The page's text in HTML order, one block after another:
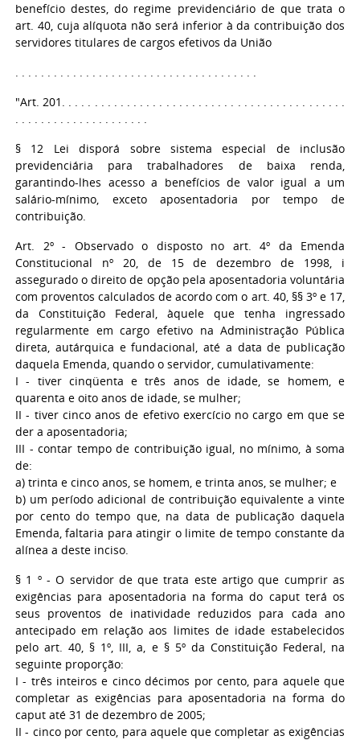
benefício destes, do regime previdenciário de que trata o
art. 40, cuja alíquota não será inferior à da contribuição dos
servidores titulares de cargos efetivos da União
. . . . . . . . . . . . . . . . . . . . . . . . . . . . . . . . . . . . . .
"Art. 201. . . . . . . . . . . . . . . . . . . . . . . . . . . . . . . . . . . . . . . . . . . .
. . . . . . . . . . . . . . . . . . . . .
§ 12 Lei disporá sobre sistema especial de inclusão
previdenciária para trabalhadores de baixa renda,
garantindo-lhes acesso a benefícios de valor igual a um
salário-mínimo, exceto aposentadoria por tempo de
contribuição.
Art. 2º - Observado o disposto no art. 4º da Emenda
Constitucional nº 20, de 15 de dezembro de 1998, i
assegurado o direito de opção pela aposentadoria voluntária
com proventos calculados de acordo com o art. 40, §§ 3º e 17,
da Constituição Federal, àquele que tenha ingressado
regularmente em cargo efetivo na Administração Pública
direta, autárquica e fundacional, até a data de publicação
daquela Emenda, quando o servidor, cumulativamente:
I - tiver cinqüenta e três anos de idade, se homem, e
quarenta e oito anos de idade, se mulher;
II - tiver cinco anos de efetivo exercício no cargo em que se
der a aposentadoria;
III - contar tempo de contribuição igual, no mínimo, à soma
de:
a) trinta e cinco anos, se homem, e trinta anos, se mulher; e
b) um período adicional de contribuição equivalente a vinte
por cento do tempo que, na data de publicação daquela
Emenda, faltaria para atingir o limite de tempo constante da
alínea a deste inciso.
§ 1 º - O servidor de que trata este artigo que cumprir as
exigências para aposentadoria na forma do caput terá os
seus proventos de inatividade reduzidos para cada ano
antecipado em relação aos limites de idade estabelecidos
pelo art. 40, § 1º, III, a, e § 5º da Constituição Federal, na
seguinte proporção:
I - três inteiros e cinco décimos por cento, para aquele que
completar as exigências para aposentadoria na forma do
caput até 31 de dezembro de 2005;
II - cinco por cento, para aquele que completar as exigências